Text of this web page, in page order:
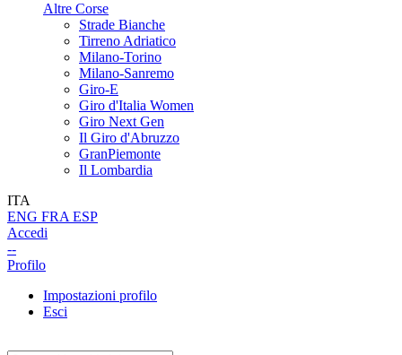
Altre Corse
Strade Bianche
Tirreno Adriatico
Milano-Torino
Milano-Sanremo
Giro-E
Giro d'Italia Women
Giro Next Gen
Il Giro d'Abruzzo
GranPiemonte
Il Lombardia
ITA
ENG FRA ESP
Accedi
--
Profilo
Impostazioni profilo
Esci